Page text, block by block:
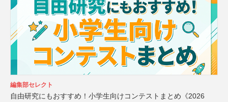
編集部セレクト
自由研究にもおすすめ！小学生向けコンテストまとめ《2026